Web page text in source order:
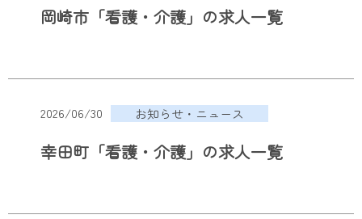
岡崎市「看護・介護」の求人一覧
2026/06/30 お知らせ・ニュース
幸田町「看護・介護」の求人一覧